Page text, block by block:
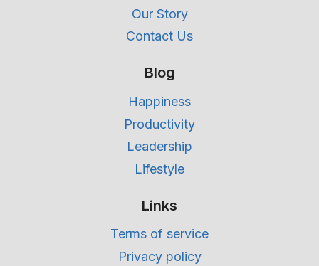
Our Story
Contact Us
Blog
Happiness
Productivity
Leadership
Lifestyle
Links
Terms of service
Privacy policy